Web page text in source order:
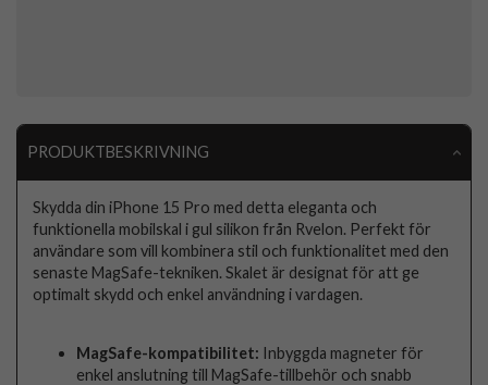
PRODUKTBESKRIVNING
Skydda din iPhone 15 Pro med detta eleganta och
funktionella mobilskal i gul silikon från Rvelon. Perfekt för
användare som vill kombinera stil och funktionalitet med den
senaste MagSafe-tekniken. Skalet är designat för att ge
optimalt skydd och enkel användning i vardagen.
MagSafe-kompatibilitet: Inbyggda magneter för
enkel anslutning till MagSafe-tillbehör och snabb